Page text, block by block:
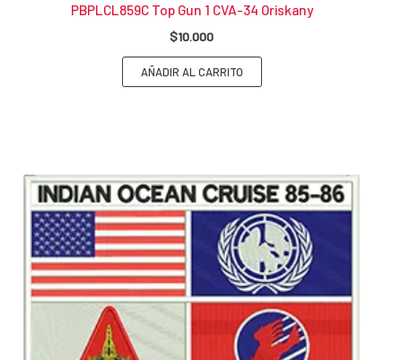
PBPLCL859C Top Gun 1 CVA-34 Oriskany
$10.000
AÑADIR AL CARRITO